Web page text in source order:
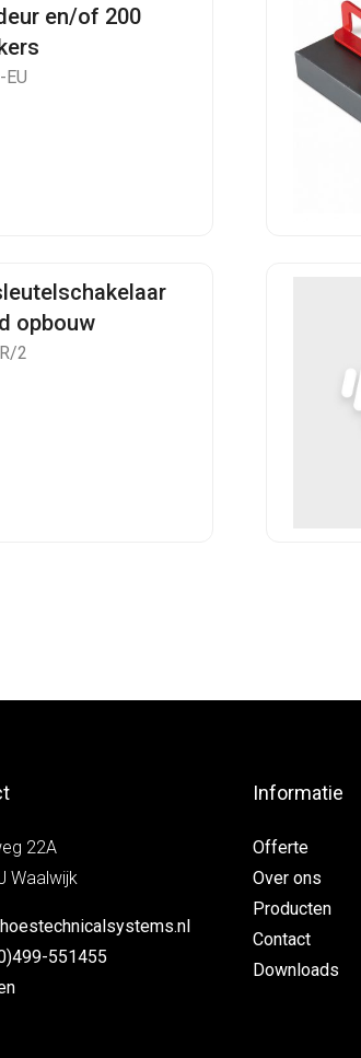
en/of 200
opbouw
2
22A
Waalwijk
551455
Informatie
Offerte
Over ons
Producten
Contact
Downloads